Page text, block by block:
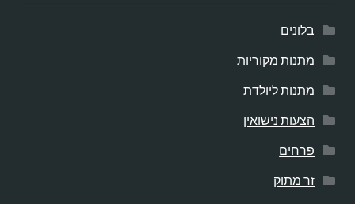
בלונים
מתנות מקוריות
מתנות ליולדת
הצעות נישואין
פרחים
זר מתוק